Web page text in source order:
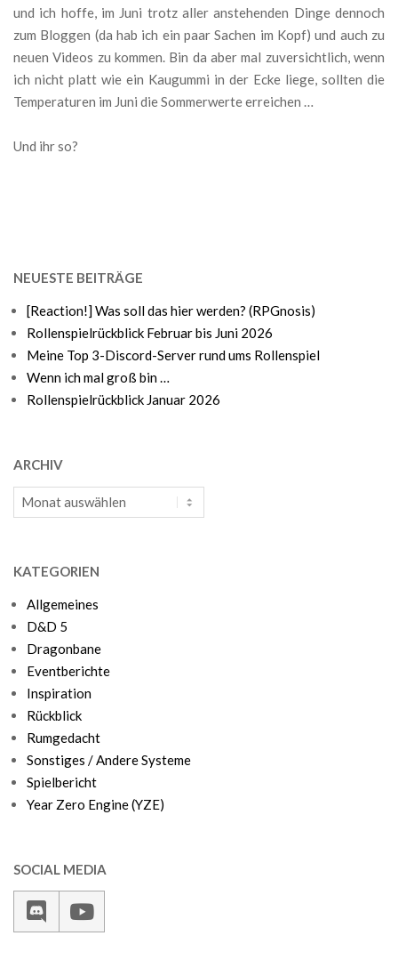
und ich hoffe, im Juni trotz aller anstehenden Dinge dennoch
zum Bloggen (da hab ich ein paar Sachen im Kopf) und auch zu
neuen Videos zu kommen. Bin da aber mal zuversichtlich, wenn
ich nicht platt wie ein Kaugummi in der Ecke liege, sollten die
Temperaturen im Juni die Sommerwerte erreichen …
Und ihr so?
NEUESTE BEITRÄGE
[Reaction!] Was soll das hier werden? (RPGnosis)
Rollenspielrückblick Februar bis Juni 2026
Meine Top 3-Discord-Server rund ums Rollenspiel
Wenn ich mal groß bin …
Rollenspielrückblick Januar 2026
ARCHIV
Archiv
KATEGORIEN
Allgemeines
D&D 5
Dragonbane
Eventberichte
Inspiration
Rückblick
Rumgedacht
Sonstiges / Andere Systeme
Spielbericht
Year Zero Engine (YZE)
SOCIAL MEDIA